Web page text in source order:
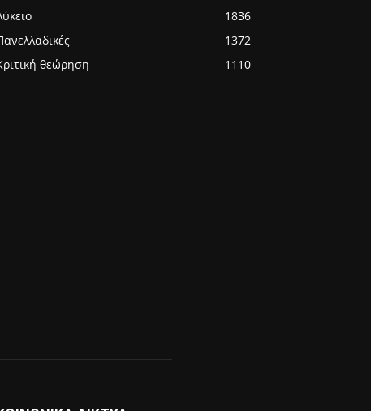
1836
1372
θεώρηση
1110